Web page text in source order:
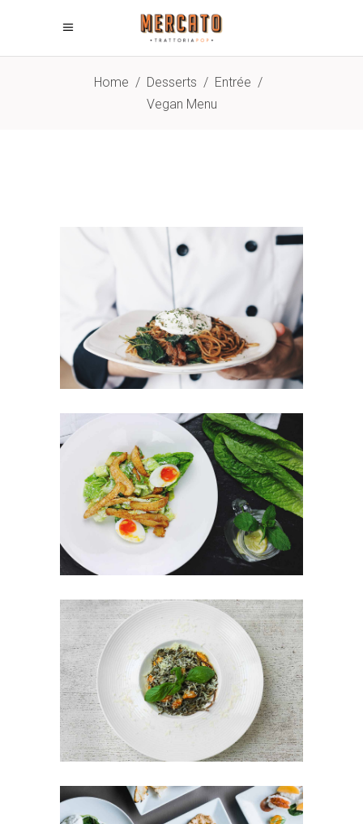
Home / Desserts / Entrée /
Vegan Menu